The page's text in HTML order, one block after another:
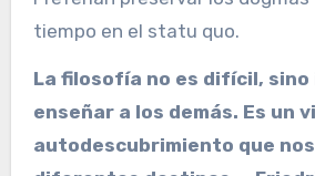
tiempo en el statu quo.
La filosofía no es difícil, sino
enseñar a los demás. Es un
autodescubrimiento que